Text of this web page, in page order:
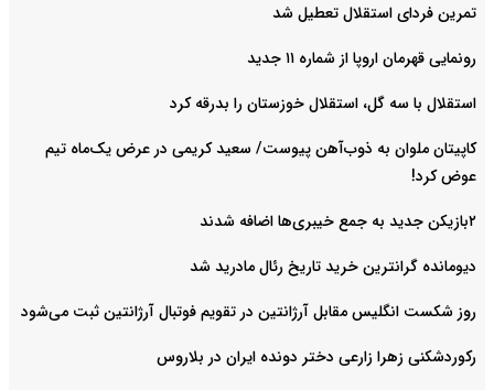
تمرین فردای استقلال تعطیل شد
رونمایی قهرمان اروپا از شماره ۱۱ جدید
استقلال با سه گل، استقلال خوزستان را بدرقه کرد
کاپیتان ملوان به ذوب‌آهن پیوست/ سعید کریمی در عرض یک‌ماه تیم
عوض کرد!
۲بازیکن جدید به جمع خیبری‌ها اضافه شدند
دیومانده گرانترین خرید تاریخ رئال مادرید شد
روز شکست انگلیس مقابل آرژانتین در تقویم فوتبال آرژانتین ثبت می‌شود
رکوردشکنی زهرا زارعی دختر دونده ایران در بلاروس